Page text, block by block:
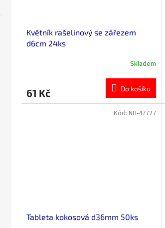
Květník rašelinový se zářezem
d6cm 24ks
Skladem
61 Kč Do košíku
Tableta kokosová d36mm 50ks
Kód: NH-47727